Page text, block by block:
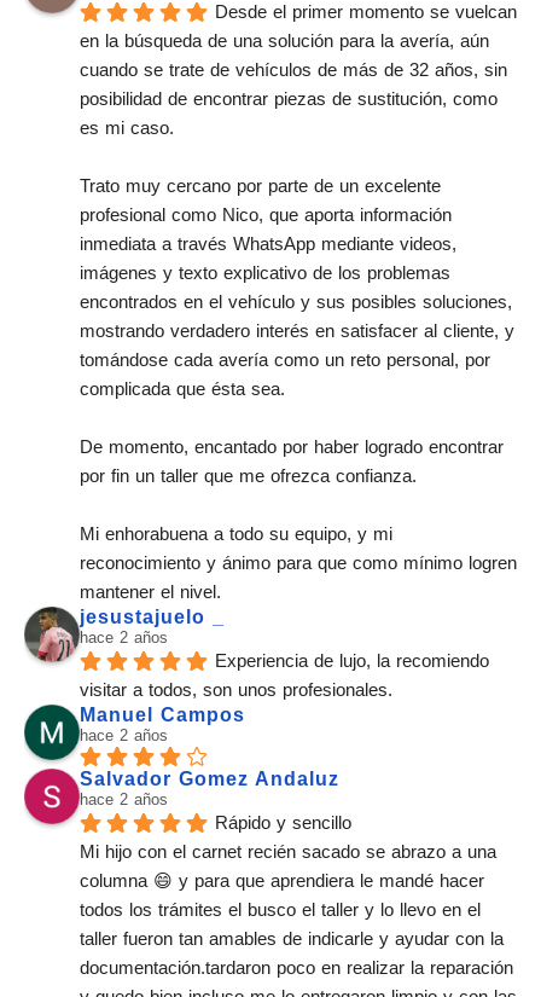
Desde el primer momento se vuelcan
en la búsqueda de una solución para la avería, aún
cuando se trate de vehículos de más de 32 años, sin
posibilidad de encontrar piezas de sustitución, como
es mi caso.
Trato muy cercano por parte de un excelente
profesional como Nico, que aporta información
inmediata a través WhatsApp mediante videos,
imágenes y texto explicativo de los problemas
encontrados en el vehículo y sus posibles soluciones,
mostrando verdadero interés en satisfacer al cliente, y
tomándose cada avería como un reto personal, por
complicada que ésta sea.
De momento, encantado por haber logrado encontrar
por fin un taller que me ofrezca confianza.
Mi enhorabuena a todo su equipo, y mi
reconocimiento y ánimo para que como mínimo logren
mantener el nivel.
jesustajuelo _
hace 2 años
Experiencia de lujo, la recomiendo
visitar a todos, son unos profesionales.
Manuel Campos
hace 2 años
Salvador Gomez Andaluz
hace 2 años
Rápido y sencillo
Mi hijo con el carnet recién sacado se abrazo a una
columna 😄 y para que aprendiera le mandé hacer
todos los trámites el busco el taller y lo llevo en el
taller fueron tan amables de indicarle y ayudar con la
documentación.tardaron poco en realizar la reparación